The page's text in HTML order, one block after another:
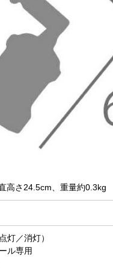
高さ24.5cm、重量約0.3kg
灯／消灯）
ル専用